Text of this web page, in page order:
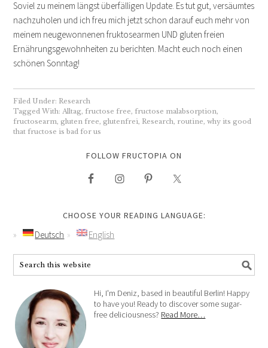
Soviel zu meinem längst überfälligen Update. Es tut gut, versäumtes
nachzuholen und ich freu mich jetzt schon darauf euch mehr von
meinem neugewonnenen fruktosearmen UND gluten freien
Ernährungsgewohnheiten zu berichten. Macht euch noch einen
schönen Sonntag!
Filed Under: Research
Tagged With:Alltag,fructose free,fructose malabsorption,
fructosearm, gluten free, glutenfrei, Research, routine,why its good
that fructose is bad for us
FOLLOW FRUCTOPIA ON
CHOOSE YOUR READING LANGUAGE:
Deutsch English
Hi, I'm Deniz, based in beautiful Berlin! Happy
to have you! Ready to discover some sugar-
free deliciousness? Read More…